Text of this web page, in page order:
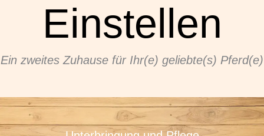
Einstellen
Ein zweites Zuhause für Ihr(e) geliebte(s) Pferd(e)